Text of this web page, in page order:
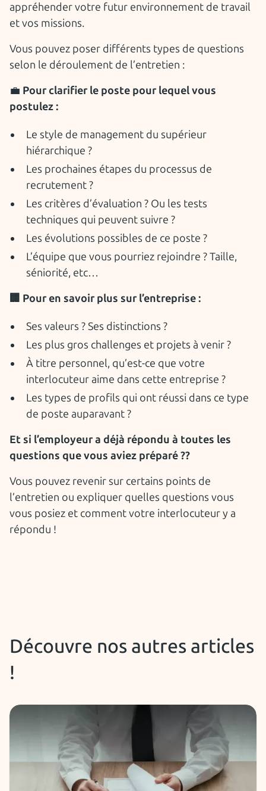
appréhender votre futur environnement de travail
et vos missions.
Vous pouvez poser différents types de questions
selon le déroulement de l’entretien :
💼 Pour clarifier le poste pour lequel vous
postulez :
Le style de management du supérieur
hiérarchique ?
Les prochaines étapes du processus de
recrutement ?
Les critères d’évaluation ? Ou les tests
techniques qui peuvent suivre ?
Les évolutions possibles de ce poste ?
L’équipe que vous pourriez rejoindre ? Taille,
séniorité, etc…
🏢 Pour en savoir plus sur l’entreprise :
Ses valeurs ? Ses distinctions ?
Les plus gros challenges et projets à venir ?
À titre personnel, qu’est-ce que votre
interlocuteur aime dans cette entreprise ?
Les types de profils qui ont réussi dans ce type
de poste auparavant ?
Et si l’employeur a déjà répondu à toutes les
questions que vous aviez préparé ??
Vous pouvez revenir sur certains points de
l’entretien ou expliquer quelles questions vous
vous posiez et comment votre interlocuteur y a
répondu !
Découvre nos autres articles
!